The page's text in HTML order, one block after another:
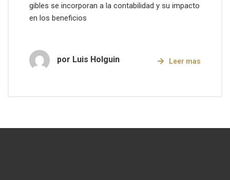
gibles se incorporan a la contabilidad y su impacto
en los beneficios
por Luis Holguin Leer mas